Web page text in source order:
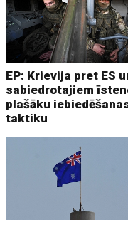
EP: Krievija pret ES
sabiedrotajiem
plašāku
taktiku